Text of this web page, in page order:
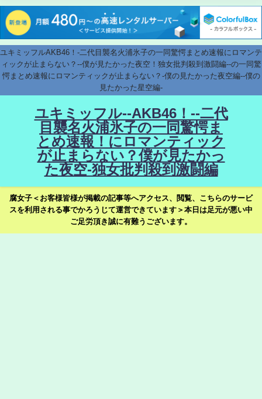
ユキミッフルAKB46！-二代目襲名火浦氷子の一同驚愕まとめ速報にロマンテ
ィックが止まらない？--僕が見たかった夜空！独女批判殺到激闘編--の一同驚
愕まとめ速報にロマンティックが止まらない？-僕の見たかった夜空編--僕の
見たかった星空編-
ユキミッフル--AKB46！--二代
目襲名火浦氷子の一同驚愕ま
とめ速報！にロマンティック
が止まらない？僕が見たかっ
た夜空-独女批判殺到激闘編
腐女子＜お客様皆様が掲載の記事等へアクセス、閲覧、こちらのサービ
スを利用される事でかろうじて運営できています＞本日は足元が悪い中
ご足労頂き誠に有難うございます。